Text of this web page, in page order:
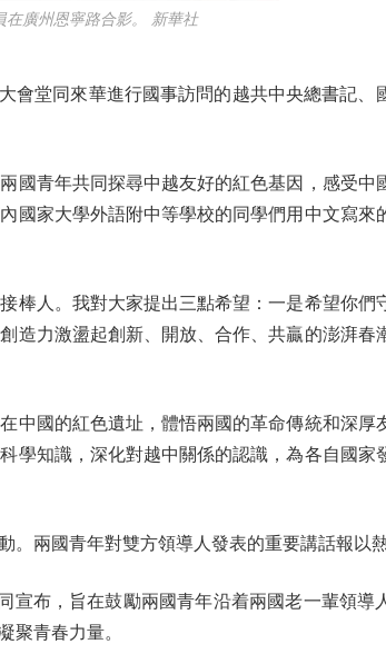
在廣州恩寧路合影。 新華社
堂同來華進行國事訪問的越共中央總書記、
青年共同探尋中越友好的紅色基因，感受中
國家大學外語附中等學校的同學們用中文寫來
人。我對大家提出三點希望：一是希望你們
造力激盪起創新、開放、合作、共贏的澎湃春
國的紅色遺址，體悟兩國的革命傳統和深厚
學知識，深化對越中關係的認識，為各自國家
兩國青年對雙方領導人發表的重要講話報以熱
布，旨在鼓勵兩國青年沿着兩國老一輩領導
聚青春力量。